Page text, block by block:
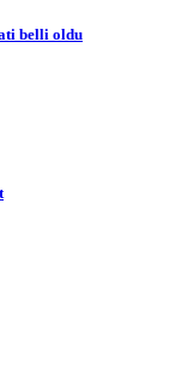
belli oldu